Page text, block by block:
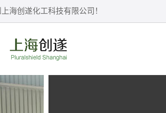
海创遂化工科技有限公司！